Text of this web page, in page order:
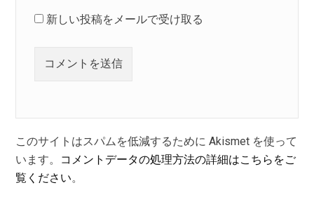
新しい投稿をメールで受け取る
このサイトはスパムを低減するために Akismet を使って
います。 コメントデータの処理方法の詳細はこちらをご
覧ください。